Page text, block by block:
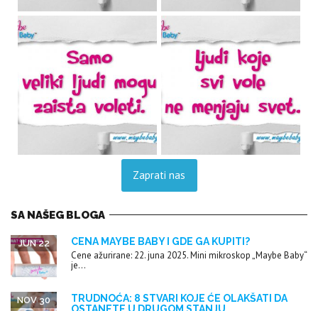
Zaprati nas
SA NAŠEG BLOGA
CENA MAYBE BABY I GDE GA KUPITI?
JUN 22
Cene ažurirane: 22. juna 2025. Mini mikroskop „Maybe Baby“
je...
TRUDNOĆA: 8 STVARI KOJE ĆE OLAKŠATI DA
OSTANETE U DRUGOM STANJU
NOV 30